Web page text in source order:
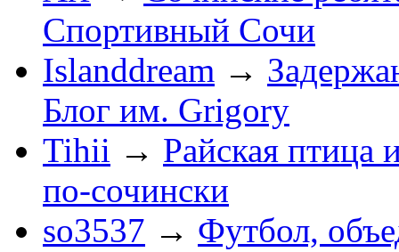
Спортивный Сочи
Islanddream →
Блог им. Grigory
Tihii → Райская птица
по-cочински
so3537 → Футбол,